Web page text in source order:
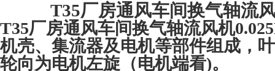
T35厂房通风车间换气轴流
T35厂房通风车间换气轴流风机
机壳、集流器及电机等部件组成，
轮向为电机左旋（电机端看)。